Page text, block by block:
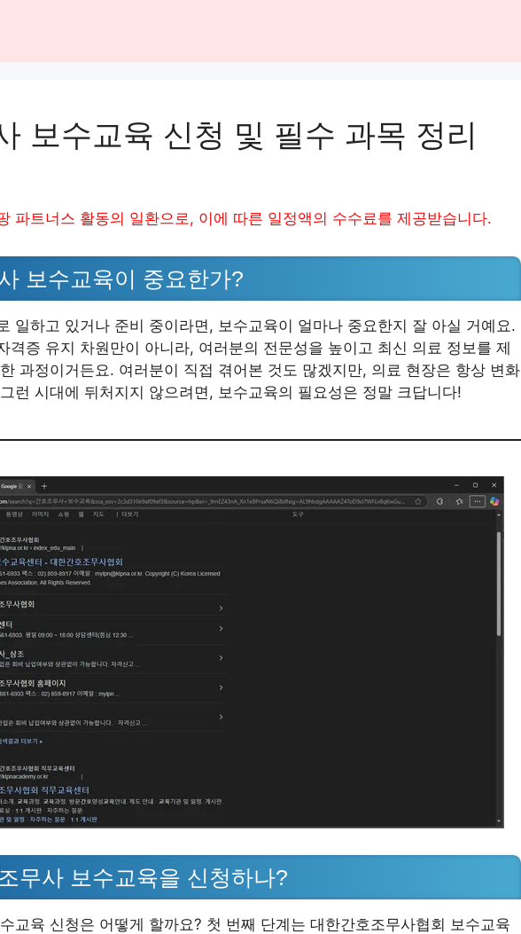
보수교육 신청 및 필수 과목 정리
파트너스 활동의 일환으로, 이에 따른 일정액의 수수료를 제공받습니다.
보수교육이 중요한가?
일하고 있거나 준비 중이라면, 보수교육이 얼마나 중요한지 잘 아실 거예요.
격증 유지 차원만이 아니라, 여러분의 전문성을 높이고 최신 의료 정보를 제
과정이거든요. 여러분이 직접 겪어본 것도 많겠지만, 의료 현장은 항상 변화
런 시대에 뒤처지지 않으려면, 보수교육의 필요성은 정말 크답니다!
무사 보수교육을 신청하나?
교육 신청은 어떻게 할까요? 첫 번째 단계는 대한간호조무사협회 보수교육